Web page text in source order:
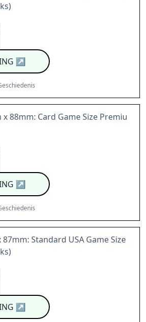
↗
88mm: Card Game Size Premiu
↗
Standard USA Game Size
↗